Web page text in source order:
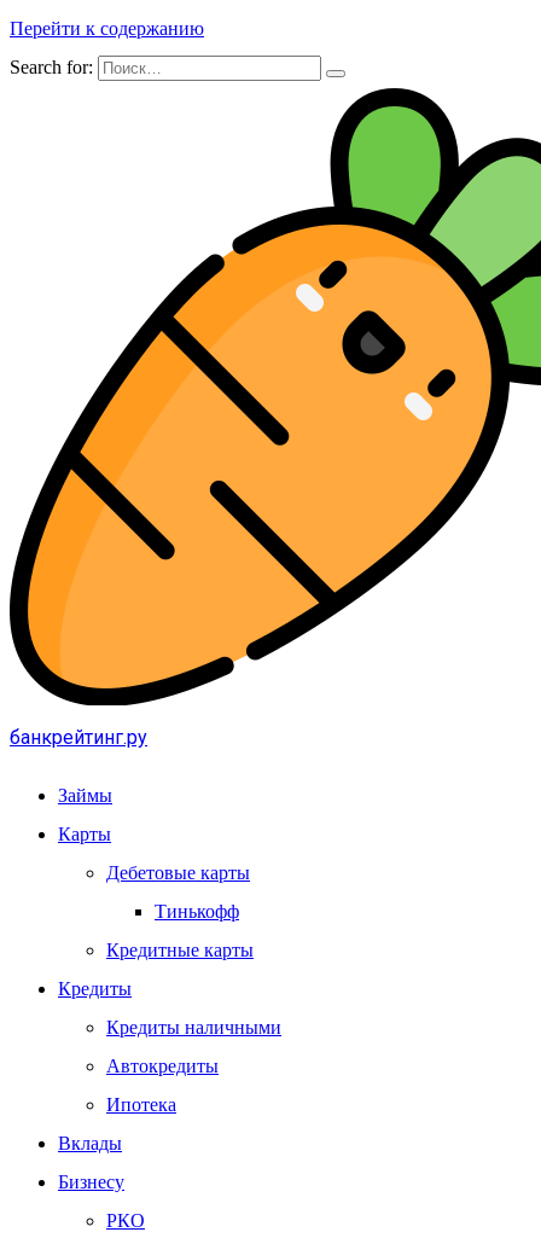
Перейти к содержанию
Search for:
банкрейтинг.ру
Займы
Карты
Дебетовые карты
Тинькофф
Кредитные карты
Кредиты
Кредиты наличными
Автокредиты
Ипотека
Вклады
Бизнесу
РКО